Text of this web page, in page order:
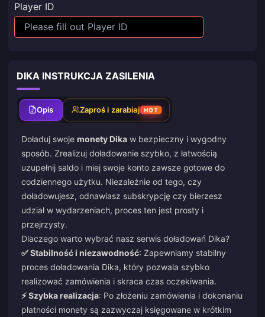
Player ID
DIKA INSTRUKCJA ZASILENIA
Opis Zaproś i zarabiaj HOT
Doładuj swoje monety Dika w bezpieczny i wygodny
sposób. Zrealizuj doładowanie szybko, z łatwością
uzupełnij saldo i miej swoje konto zawsze gotowe do
codziennego użytku. Niezależnie od tego, czy
doładowujesz, odnawiasz subskrypcję czy bierzesz
udział w wydarzeniach, proces ten jest prosty i
przejrzysty.
Dlaczego warto wybrać nasz serwis doładowań Dika?
✅ Stabilność i niezawodność: Zapewniamy stabilny
proces doładowania Dika, który pozwala szybko
realizować zamówienia i skraca czas oczekiwania.
⚡ Szybka realizacja: Po złożeniu zamówienia i dokonaniu
płatności monety są zazwyczaj księgowane w krótkim